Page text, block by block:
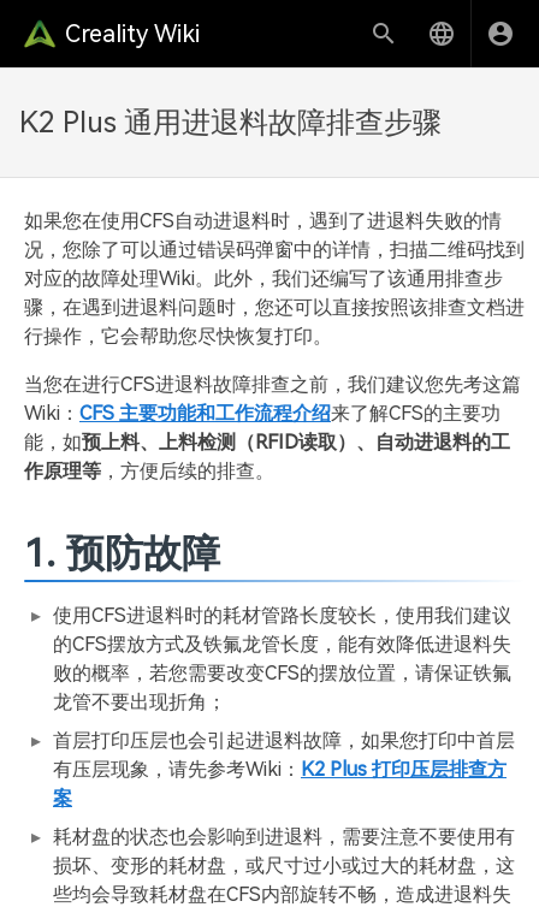
Creality Wiki
K2 Plus 通用进退料故障排查步骤
如果您在使用CFS自动进退料时，遇到了进退料失败的情
况，您除了可以通过错误码弹窗中的详情，扫描二维码找到
对应的故障处理Wiki。此外，我们还编写了该通用排查步
骤，在遇到进退料问题时，您还可以直接按照该排查文档进
行操作，它会帮助您尽快恢复打印。
当您在进行CFS进退料故障排查之前，我们建议您先考这篇
Wiki： CFS 主要功能和工作流程介绍来了解CFS的主要功
能，如预上料、上料检测（RFID读取）、自动进退料的工
作原理等 ，方便后续的排查。
1. 预防故障
使用CFS进退料时的耗材管路长度较长，使用我们建议
的CFS摆放方式及铁氟龙管长度，能有效降低进退料失
败的概率，若您需要改变CFS的摆放位置，请保证铁氟
龙管不要出现折角；
首层打印压层也会引起进退料故障，如果您打印中首层
有压层现象，请先参考Wiki： K2 Plus 打印压层排查方
案
耗材盘的状态也会影响到进退料，需要注意不要使用有
损坏、变形的耗材盘，或尺寸过小或过大的耗材盘，这
些均会导致耗材盘在CFS内部旋转不畅，造成进退料失